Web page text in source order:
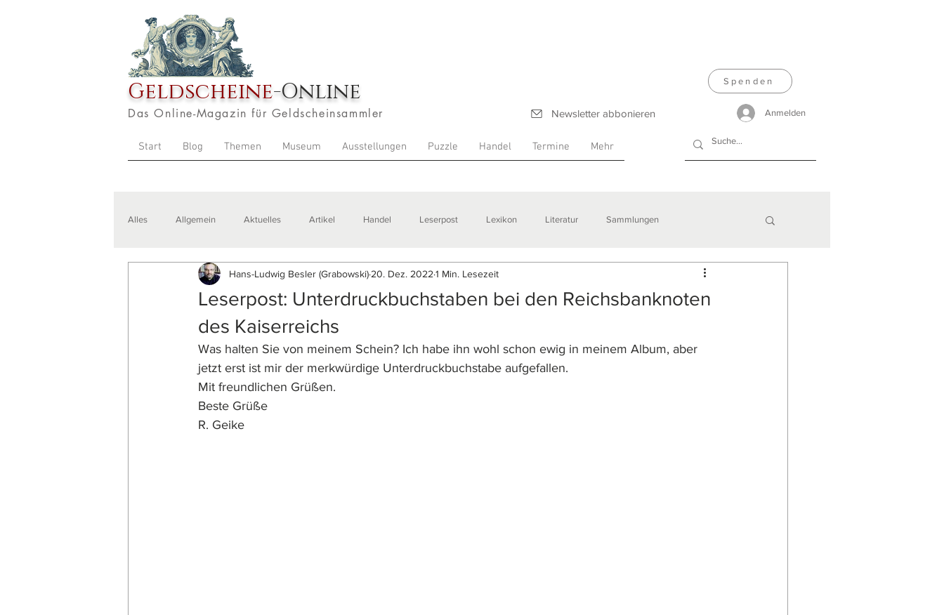
Geldscheine-Online
Das Online-Magazin für Geldscheinsammler Newsletter abbonieren
Start Blog Themen Museum Ausstellungen Puzzle Handel Termine Mehr
Spenden
Anmelden
Alles Allgemein Aktuelles Artikel Handel Leserpost Lexikon Literatur Sammlungen
Veranstaltungen Zitate Ausstellungen
Leserpost: Unterdruckbuchstaben bei den Reichsbanknoten
des Kaiserreichs
Hans-Ludwig Besler (Grabowski) 20. Dez. 2022 1 Min. Lesezeit
Was halten Sie von meinem Schein? Ich habe ihn wohl schon ewig in meinem Album, aber
jetzt erst ist mir der merkwürdige Unterdruckbuchstabe aufgefallen.
Mit freundlichen Grüßen.
Beste Grüße
R. Geike